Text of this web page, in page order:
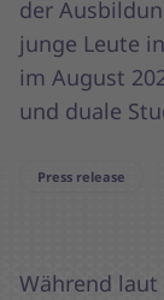
der
junge Leute
im August
und duale
Press release
Während laut